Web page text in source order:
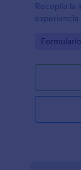
Recopila la
experiencia
Go to